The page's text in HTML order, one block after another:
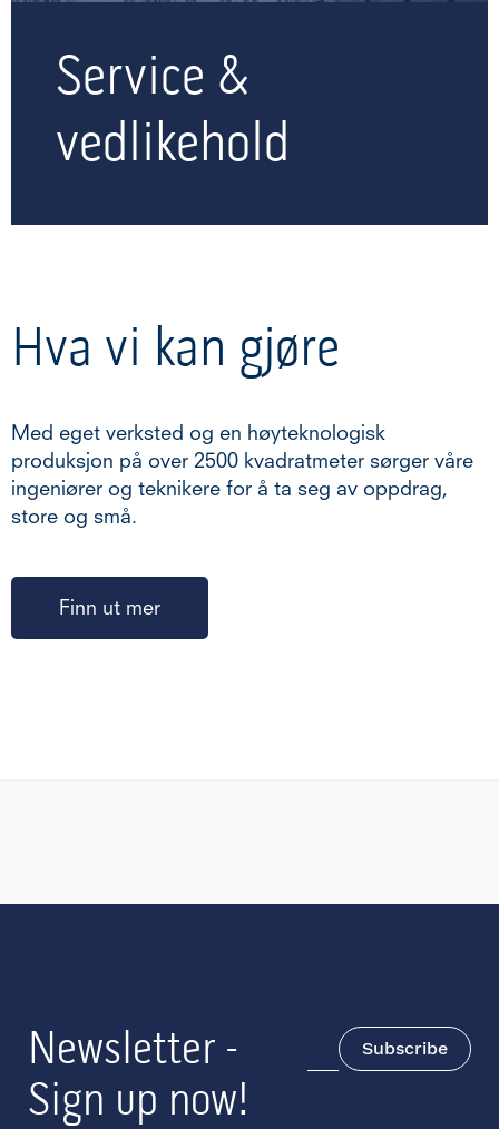
Service &
vedlikehold
Hva vi kan gjøre
Med eget verksted og en høyteknologisk
produksjon på over 2500 kvadratmeter sørger våre
ingeniører og teknikere for å ta seg av oppdrag,
store og små.
Finn ut mer
Newsletter -
Sign up now!
Subscribe